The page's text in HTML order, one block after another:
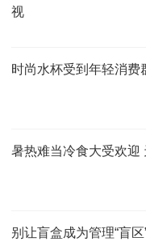
视
时尚水杯受到年轻消费
暑热难当冷食大受欢迎
别让盲盒成为管理“盲